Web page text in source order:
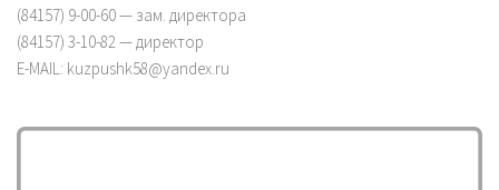
(84157) 9-00-60 — зам. директора
(84157) 3-10-82 — директор
E-MAIL: kuzpushk58@yandex.ru